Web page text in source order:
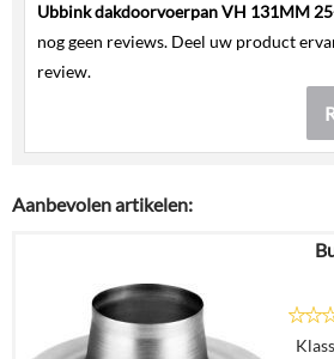
Ubbink dakdoorvoerpan VH 131MM
nog geen reviews. Deel uw product
review.
Aanbevolen artikelen: